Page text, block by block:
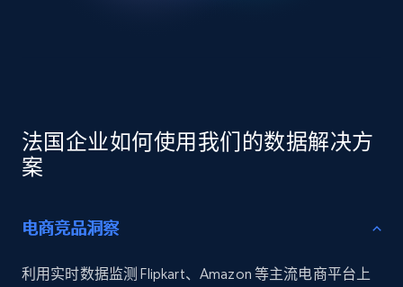
法国企业如何使用我们的数据解决方
案
电商竞品洞察
利用实时数据监测 Flipkart、Amazon 等主流电商平台上